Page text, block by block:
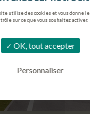
utilise des cookies et vous donne le
sur ce que vous souhaitez activer.
OK, tout accepter
Personnaliser